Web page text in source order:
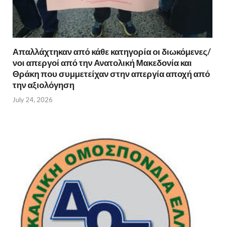
Απαλλάχτηκαν από κάθε κατηγορία οι διωκόμενες/
νοι απεργοί από την Ανατολική Μακεδονία και
Θράκη που συμμετείχαν στην απεργία αποχή από
την αξιολόγηση
July 24, 2026